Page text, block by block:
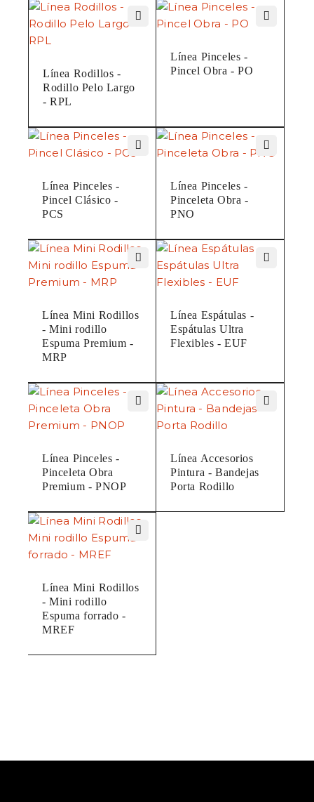
Línea Rodillos -
Rodillo Pelo Largo
- RPL
Línea Pinceles -
Pincel Obra - PO
Línea Pinceles -
Pincel Clásico -
PCS
Línea Pinceles -
Pinceleta Obra -
PNO
Línea Mini Rodillos
- Mini rodillo
Espuma Premium -
MRP
Línea Espátulas -
Espátulas Ultra
Flexibles - EUF
Línea Pinceles -
Pinceleta Obra
Premium - PNOP
Línea Accesorios
Pintura - Bandejas
Porta Rodillo
Línea Mini Rodillos
- Mini rodillo
Espuma forrado -
MREF